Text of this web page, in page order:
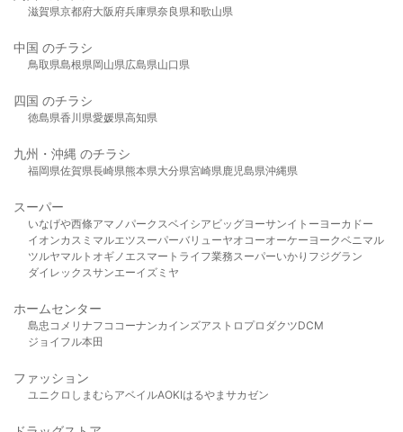
滋賀県京都府大阪府兵庫県奈良県和歌山県
中国 のチラシ
鳥取県島根県岡山県広島県山口県
四国 のチラシ
徳島県香川県愛媛県高知県
九州・沖縄 のチラシ
福岡県佐賀県長崎県熊本県大分県宮崎県鹿児島県沖縄県
スーパー
いなげや西條アマノパークスベイシア ビッグヨーサンイトーヨーカドー
イオンカスミ マルエツスーパーバリューヤオコーオーケー ヨークベニマル
ツルヤマルト オギノ エスマート ライフ業務スーパーいかり フジグラン
ダイレックスサンエーイズミヤ
ホームセンター
島忠 コメリ ナフコ コーナンカインズアストロプロダクツDCM
ジョイフル本田
ファッション
ユニクロ しまむら アベイルAOKIはるやま サカゼン